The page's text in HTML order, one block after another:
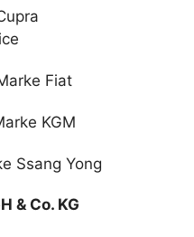
& Co. KG